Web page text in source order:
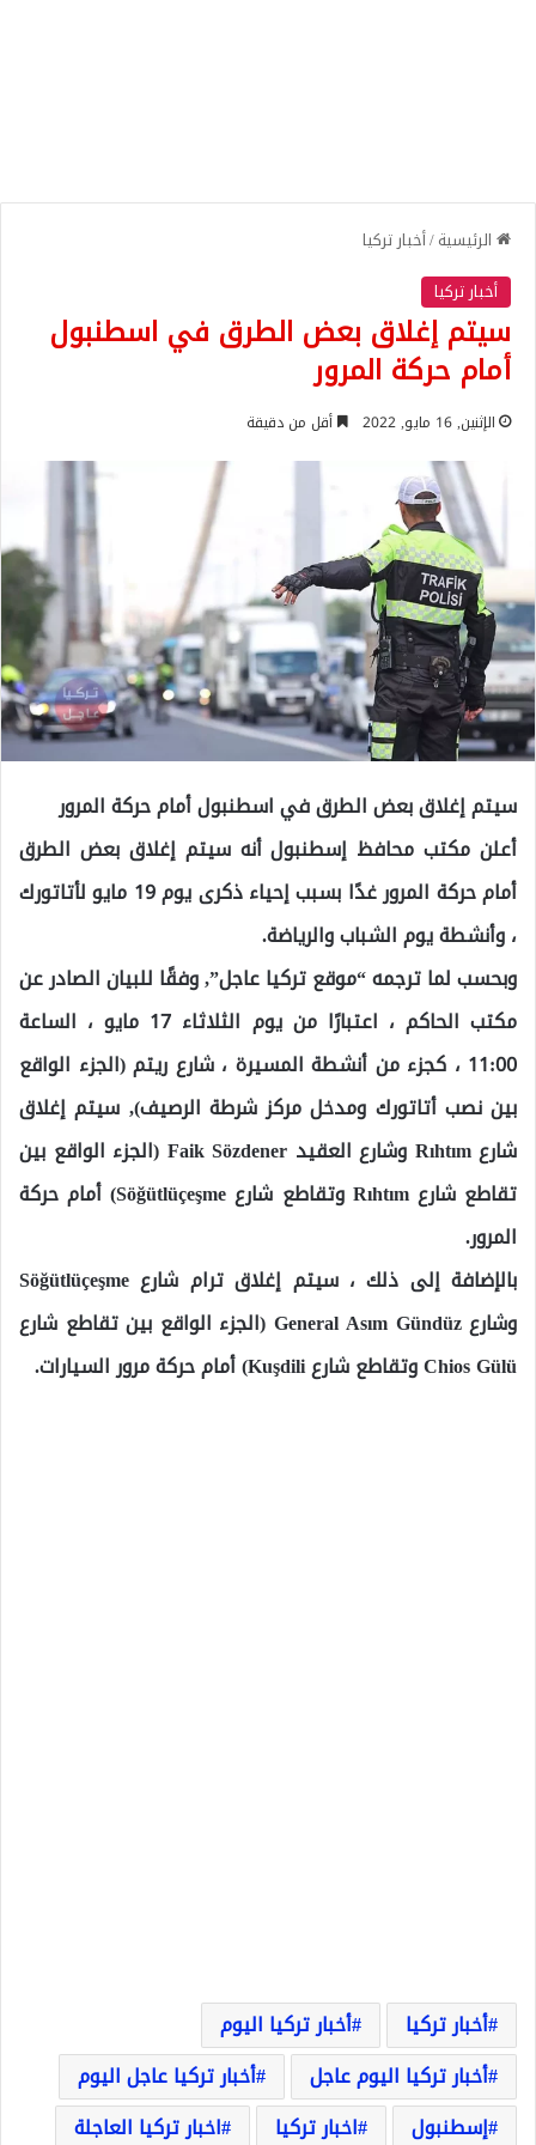
الرئيسية/أخبار تركيا
أخبار تركيا
سيتم إغلاق بعض الطرق في اسطنبول
أمام حركة المرور
الإثنين, 16 مايو, 2022 أقل من دقيقة
سيتم إغلاق بعض الطرق في اسطنبول أمام حركة المرور
أعلن مكتب محافظ إسطنبول أنه سيتم إغلاق بعض الطرق
أمام حركة المرور غدًا بسبب إحياء ذكرى يوم 19 مايو لأتاتورك
، وأنشطة يوم الشباب والرياضة.
وبحسب لما ترجمه “موقع تركيا عاجل”, وفقًا للبيان الصادر عن
مكتب الحاكم ، اعتبارًا من يوم الثلاثاء 17 مايو ، الساعة
11:00 ، كجزء من أنشطة المسيرة ، شارع ريتم (الجزء الواقع
بين نصب أتاتورك ومدخل مركز شرطة الرصيف), سيتم إغلاق
شارع Rıhtım وشارع العقيد Faik Sözdener (الجزء الواقع بين
تقاطع شارع Rıhtım وتقاطع شارع Söğütlüçeşme) أمام حركة
المرور.
بالإضافة إلى ذلك ، سيتم إغلاق ترام شارع Söğütlüçeşme
وشارع General Asım Gündüz (الجزء الواقع بين تقاطع شارع
Chios Gülü وتقاطع شارع Kuşdili) أمام حركة مرور السيارات.
أخبار تركيا
أخبار تركيا اليوم
أخبار تركيا اليوم عاجل
أخبار تركيا عاجل اليوم
إسطنبول
اخبار تركيا اخبار تركيا العاجلة